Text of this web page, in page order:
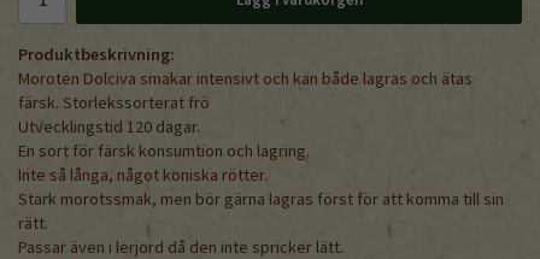
Produktbeskrivning:
Moroten Dolciva smakar intensivt och kan både lagras och ätas
färsk. Storlekssorterat frö
Utvecklingstid 120 dagar.
En sort för färsk konsumtion och lagring.
Inte så långa, något koniska rötter.
Stark morotssmak, men bör gärna lagras först för att komma till sin
rätt.
Passar även i lerjord då den inte spricker lätt.